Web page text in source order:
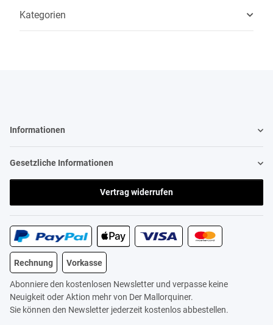
Kategorien
Informationen
Gesetzliche Informationen
Vertrag widerrufen
Rechnung Vorkasse
Abonniere den kostenlosen Newsletter und verpasse keine
Neuigkeit oder Aktion mehr von Der Mallorquiner.
Sie können den Newsletter jederzeit kostenlos abbestellen.